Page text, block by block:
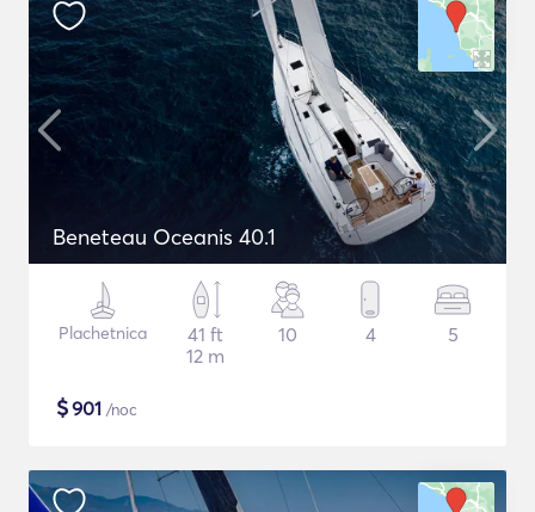
Beneteau Oceanis 40.1
Plachetnica
41 ft
12 m
10 4 5
$901 /noc